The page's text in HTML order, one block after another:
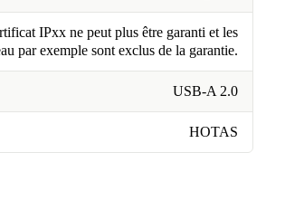
IPxx ne peut plus être garanti et les
par exemple sont exclus de la garantie.
USB-A 2.0
HOTAS